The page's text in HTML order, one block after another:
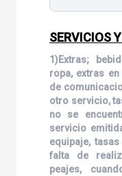
SERVICIOS
1)Extras;
ropa, extras
de
otro servicio,
no se
servicio
equipaje,
falta de
peajes,